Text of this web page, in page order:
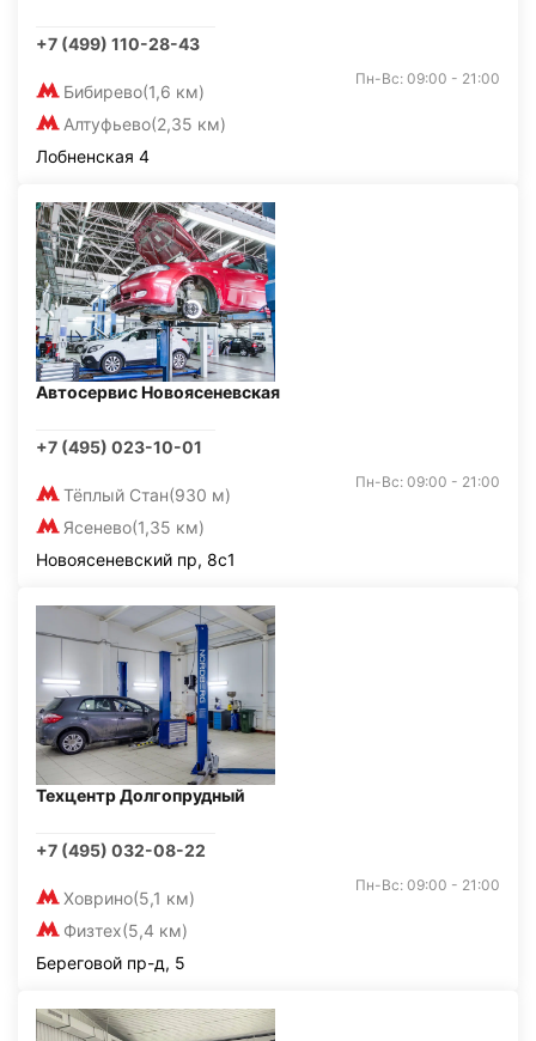
+7 (499) 110-28-43
Бибирево(1,6 км)
Алтуфьево(2,35 км)
Пн-Вс: 09:00 - 21:00
Лобненская 4
Автосервис Новоясеневская
+7 (495) 023-10-01
Тёплый Стан(930 м)
Ясенево(1,35 км)
Пн-Вс: 09:00 - 21:00
Новоясеневский пр, 8с1
Техцентр Долгопрудный
+7 (495) 032-08-22
Ховрино(5,1 км)
Физтех(5,4 км)
Пн-Вс: 09:00 - 21:00
Береговой пр-д, 5